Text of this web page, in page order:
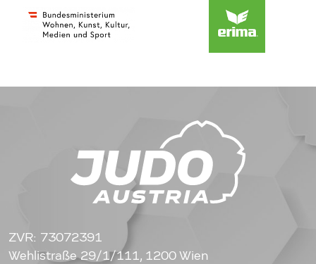
ZVR: 73072391
Wehlistraße 29/1/111, 1200 Wien